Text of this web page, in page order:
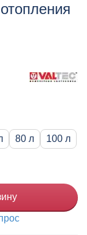
80 л
100 л